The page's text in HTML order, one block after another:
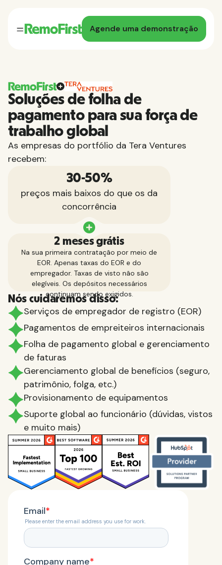
Agende uma demonstração
Soluções de folha de
pagamento para sua força de
trabalho global
As empresas do portfólio da Tera Ventures
recebem:
30-50%
preços mais baixos do que os da
concorrência
2 meses grátis
Na sua primeira contratação por meio de
EOR. Apenas taxas do EOR e do
empregador. Taxas de visto não são
elegíveis. Os depósitos necessários
continuam sendo exigidos.
Nós cuidaremos disso:
Serviços de empregador de registro (EOR)
Pagamentos de empreiteiros internacionais
Folha de pagamento global e gerenciamento
de faturas
Gerenciamento global de benefícios (seguro,
patrimônio, folga, etc.)
Provisionamento de equipamentos
Suporte global ao funcionário (dúvidas, vistos
e muito mais)